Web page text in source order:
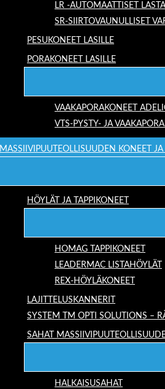
LR -AUTOMAATTISET
SR-SIIRTOVAUNULLISET
PESUKONEET LASILLE
PORAKONEET LASILLE
VAAKAPORAKONEET
VTS-PYSTY- JA
MASSIIVIPUUTEOLLISUUDEN KONEET JA
HÖYLÄT JA TAPPIKONEET
HOMAG TAPPIKONEET
LEADERMAC LISTAHÖYLÄT
REX-HÖYLÄKONEET
LAJITTELUSKANNERIT
SYSTEM TM OPTI SOLUTIONS –
SAHAT
HALKAISUSAHAT